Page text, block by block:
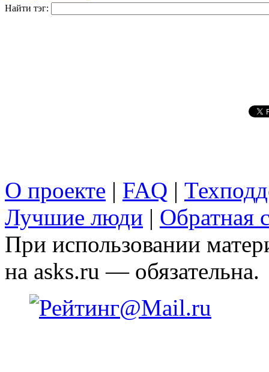
Найти тэг:
О проекте | FAQ |
Лучшие люди | Обратная
При использовании
на asks.ru — обязательна.